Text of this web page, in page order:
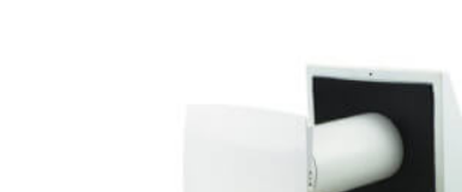
В наличии